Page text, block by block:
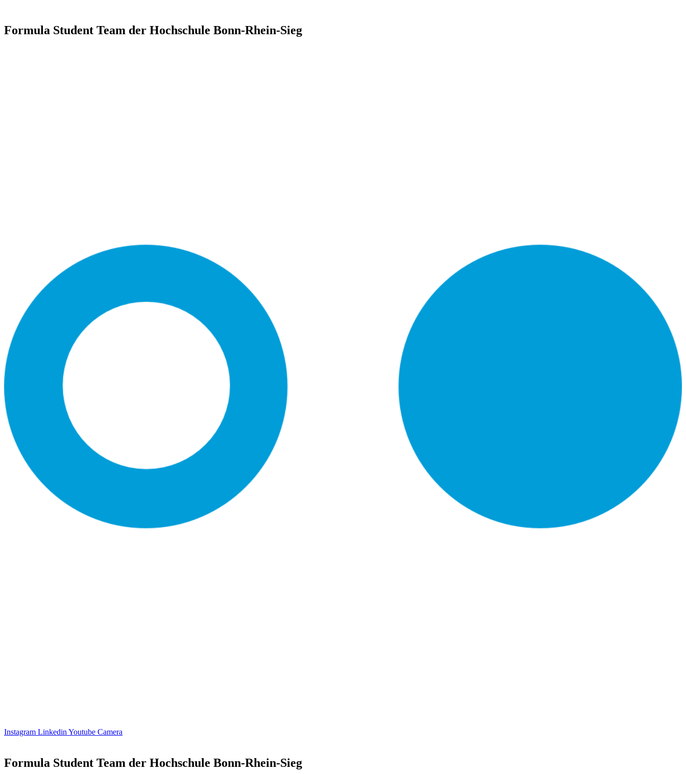
Formula Student Team der Hochschule Bonn-Rhein-Sieg
Instagram Linkedin Youtube Camera
Formula Student Team der Hochschule Bonn-Rhein-Sieg